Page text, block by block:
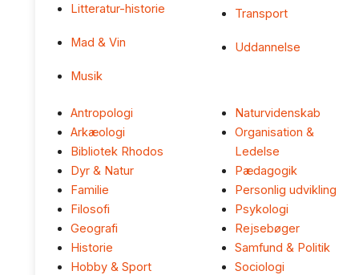
Litteratur-historie
Mad & Vin
Musik
Transport
Uddannelse
Antropologi
Arkæologi
Bibliotek Rhodos
Dyr & Natur
Familie
Filosofi
Geografi
Historie
Hobby & Sport
Naturvidenskab
Organisation &
Ledelse
Pædagogik
Personlig udvikling
Psykologi
Rejsebøger
Samfund & Politik
Sociologi